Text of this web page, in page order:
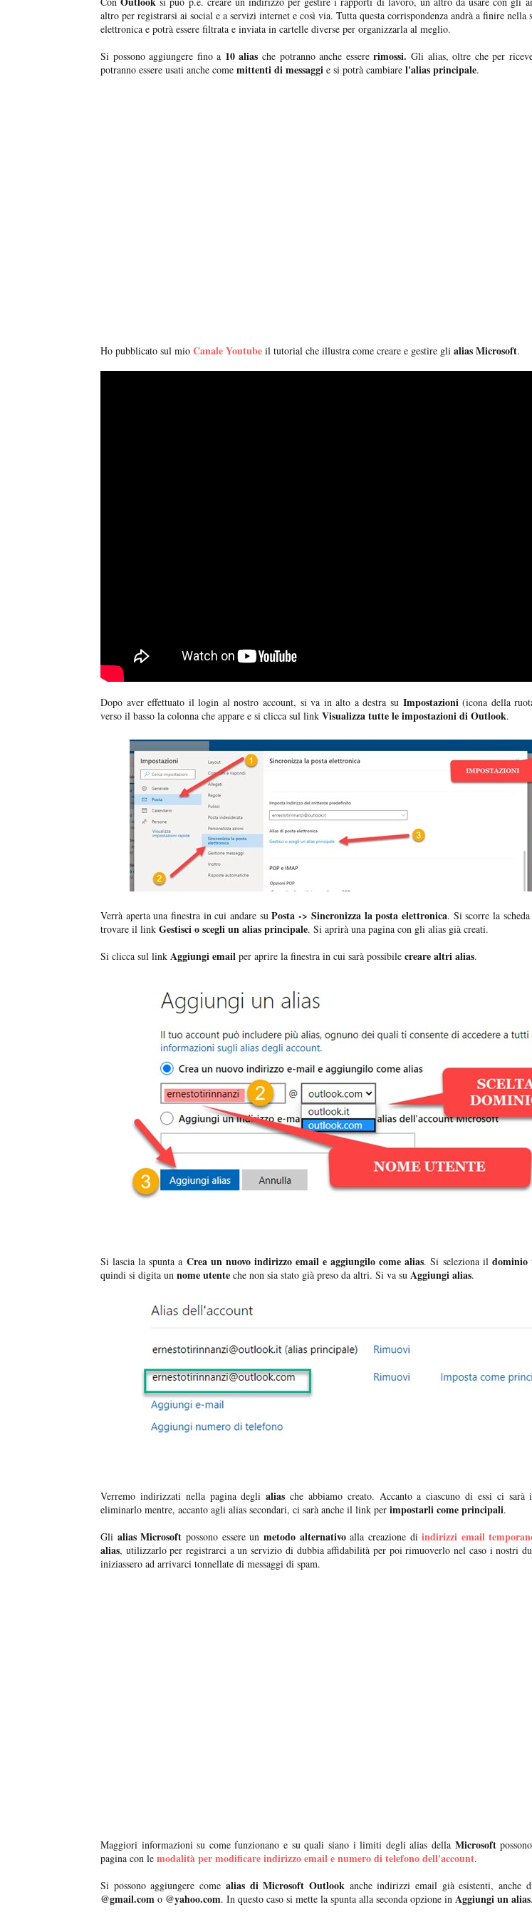
altro per registrarsi ai social e a servizi internet e così via. Tutta questa corrispondenza andrà a finire nella
elettronica e potrà essere filtrata e inviata in cartelle diverse per organizzarla al meglio.
Si possono aggiungere fino a 10 alias che potranno anche essererimossi. Gli alias, oltre che per
potranno essere usati anche come mittenti di messaggi e si potrà cambiare l'alias principale.
Ho pubblicato sul mio Canale Youtube il tutorial che illustra come creare e gestire gli alias Microsoft.
Dopo aver effettuato il login al nostro account, si va in alto a destra su Impostazioni(icona della
verso il basso la colonna che appare e si clicca sul link Visualizza tutte le impostazioni di Outlook.
Verrà aperta una finestra in cui andare suPosta -> Sincronizza la posta elettronica. Si scorre la
trovare il link Gestisci o scegli un alias principale. Si aprirà una pagina con gli alias già creati.
Si clicca sul link Aggiungi email per aprire la finestra in cui sarà possibile creare altri alias.
Si lascia la spunta a Crea un nuovo indirizzo email e aggiungilo come alias. Si seleziona il dominio
quindi si digita un nome utente che non sia stato già preso da altri. Si va su Aggiungi alias.
Verremo indirizzati nella pagina deglialias che abbiamo creato. Accanto a ciascuno di essi ci
eliminarlo mentre, accanto agli alias secondari, ci sarà anche il link per impostarli come principali.
Gli alias Microsoft possono essere un metodo alternativoalla creazione di indirizzi email
alias, utilizzarlo per registrarci a un servizio di dubbia affidabilità per poi rimuoverlo nel caso i nostri
iniziassero ad arrivarci tonnellate di messaggi di spam.
Maggiori informazioni su come funzionano e su quali siano i limiti degli alias dellaMicrosoft
pagina con le modalità per modificare indirizzo email e numero di telefono dell'account.
Si possono aggiungere come alias di Microsoft Outlookanche indirizzi email già esistenti, anche
@gmail.com o @yahoo.com. In questo caso si mette la spunta alla seconda opzione in Aggiungi un alias.